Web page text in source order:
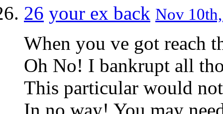
26 your ex back Nov
When you ve got reach
Oh No! I bankrupt all
This particular would
In no way! You may